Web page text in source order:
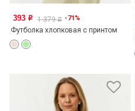
393 o 1 379o -71%
Футболка хлопковая с принтом